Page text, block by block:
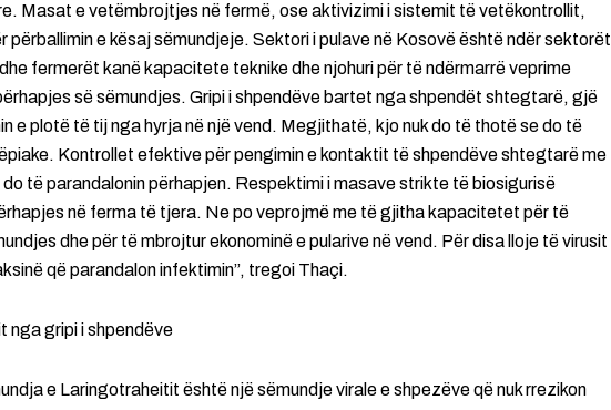
Masat e vetëmbrojtjes në fermë, ose aktivizimi i sistemit të vetëkontrollit,
përballimin e kësaj sëmundjeje. Sektori i pulave në Kosovë është ndër sektorët
fermerët kanë kapacitete teknike dhe njohuri për të ndërmarrë veprime
së sëmundjes. Gripi i shpendëve bartet nga shpendët shtegtarë, gjë
e plotë të tij nga hyrja në një vend. Megjithatë, kjo nuk do të thotë se do të
Kontrollet efektive për pengimin e kontaktit të shpendëve shtegtarë me
të parandalonin përhapjen. Respektimi i masave strikte të biosigurisë
në ferma të tjera. Ne po veprojmë me të gjitha kapacitetet për të
dhe për të mbrojtur ekonominë e pularive në vend. Për disa lloje të virusit
që parandalon infektimin”, tregoi Thaçi.
nga gripi i shpendëve
e Laringotraheitit është një sëmundje virale e shpezëve që nuk rrezikon